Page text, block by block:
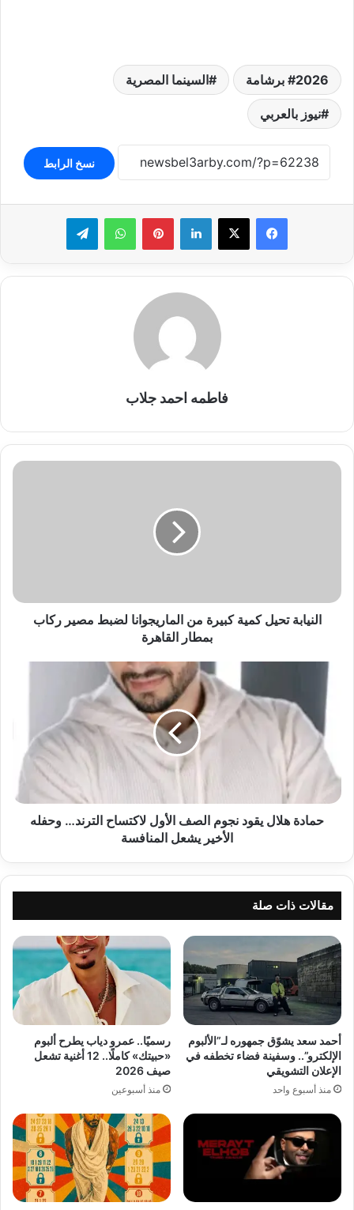
2026 برشامة السينما المصرية
نيوز بالعربي
نسخ الرابط
لينكدإن بينتيريستواتساب تيلقرام
فاطمه احمد جلاب
النيابة
ركاب
بمطارالنيابة تحيل كمية كبيرة من الماريجوانا لضبط مصير ركاب
بمطار القاهرة
حمادة
هلال
يقود
الصف
الأول
لاكتساح
الترند…
وحفله
الأخيرحمادة هلال يقود نجوم الصف الأول لاكتساح الترند… وحفله
الأخير يشعل المنافسة
مقالات ذات صلة
أحمد سعد يشوّق جمهوره لـ”الألبوم
الإلكترو”.. وسفينة فضاء تخطفه في
الإعلان التشويقي
منذ أسبوع واحد
رسميًا.. عمرو دياب يطرح ألبوم
«حبيتك» كاملًا.. 12 أغنية تشعل
صيف 2026
منذ أسبوعين